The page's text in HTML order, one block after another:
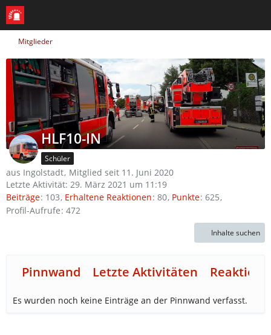
Mitglieder
HLF10-IN
Schüler
aus Ingolstadt Mitglied seit 11. Juni 2020
Letzte Aktivität: 29. März 2021 um 11:19
Beiträge 103 Erhaltene Reaktionen 80 Punkte 625
Profil-Aufrufe 472
Inhalte suchen
Pinnwand Letzte Aktivitäten
Es wurden noch keine Einträge an der Pinnwand verfasst.